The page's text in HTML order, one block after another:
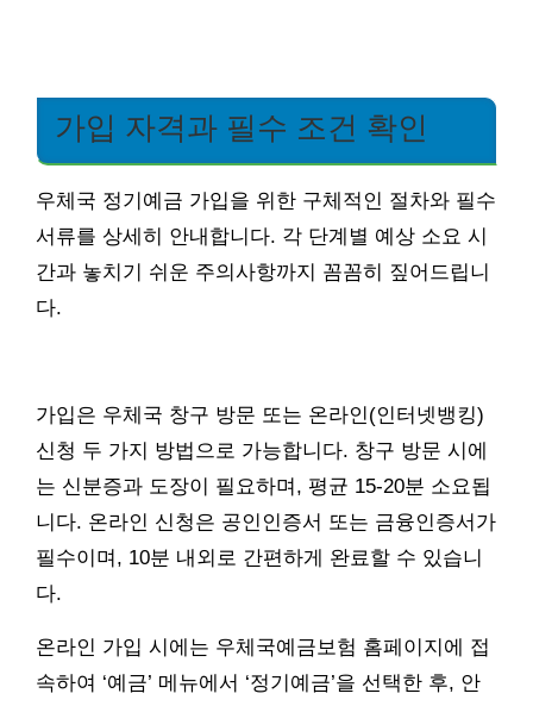
가입 자격과 필수 조건 확인
우체국 정기예금 가입을 위한 구체적인 절차와 필수
서류를 상세히 안내합니다. 각 단계별 예상 소요 시
간과 놓치기 쉬운 주의사항까지 꼼꼼히 짚어드립니
다.
가입은 우체국 창구 방문 또는 온라인(인터넷뱅킹)
신청 두 가지 방법으로 가능합니다. 창구 방문 시에
는 신분증과 도장이 필요하며, 평균 15-20분 소요됩
니다. 온라인 신청은 공인인증서 또는 금융인증서가
필수이며, 10분 내외로 간편하게 완료할 수 있습니
다.
온라인 가입 시에는 우체국예금보험 홈페이지에 접
속하여 ‘예금’ 메뉴에서 ‘정기예금’을 선택한 후, 안